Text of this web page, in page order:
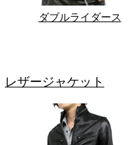
ダブルライダース
レザージャケット